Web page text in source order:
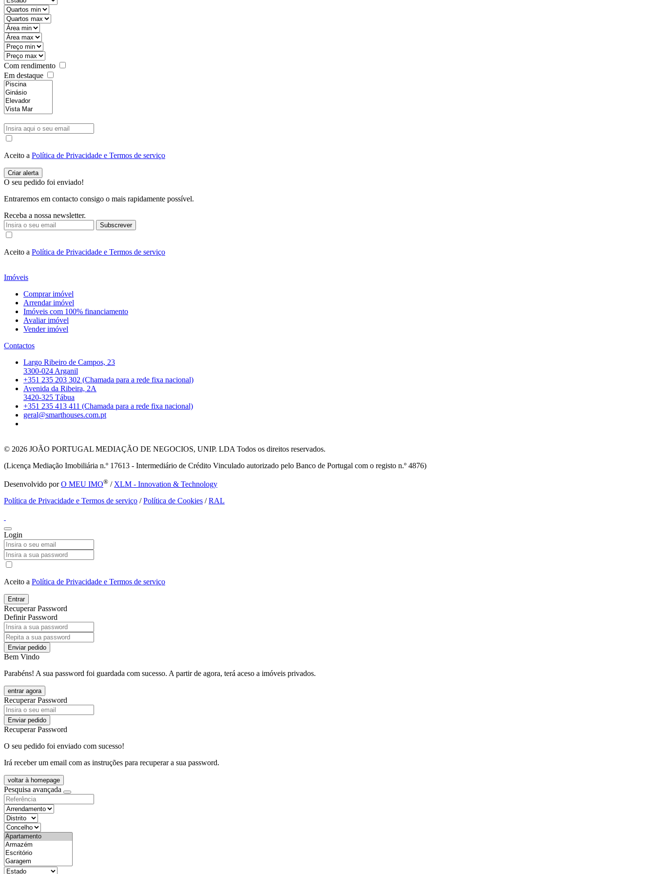
Com rendimento
Em destaque
Aceito a Política de Privacidade e Termos de serviço
O seu pedido foi enviado!
Entraremos em contacto consigo o mais rapidamente possível.
Receba a nossa newsletter.
Subscrever
Aceito a Política de Privacidade e Termos de serviço
Imóveis
Comprar imóvel
Arrendar imóvel
Imóveis com 100% financiamento
Avaliar imóvel
Vender imóvel
Contactos
Largo Ribeiro de Campos, 23
3300-024 Arganil
+351 235 203 302 (Chamada para a rede fixa nacional)
Avenida da Ribeira, 2A
3420-325 Tábua
+351 235 413 411 (Chamada para a rede fixa nacional)
geral@smarthouses.com.pt
© 2026 JOÃO PORTUGAL MEDIAÇÃO DE NEGOCIOS, UNIP. LDA Todos os direitos reservados.
(Licença Mediação Imobiliária n.º 17613 - Intermediário de Crédito Vinculado autorizado pelo Banco de Portugal com o registo n.º 4876)
Desenvolvido porO MEU IMO® / XLM - Innovation & Technology
Política de Privacidade e Termos de serviço /Política de Cookies /RAL
Login
Aceito a Política de Privacidade e Termos de serviço
Entrar
Recuperar Password
Definir Password
Enviar pedido
Bem Vindo
Parabéns! A sua password foi guardada com sucesso. A partir de agora, terá aceso a imóveis privados.
entrar agora
Recuperar Password
Enviar pedido
Recuperar Password
O seu pedido foi enviado com sucesso!
Irá receber um email com as instruções para recuperar a sua password.
voltar à homepage
Pesquisa avançada